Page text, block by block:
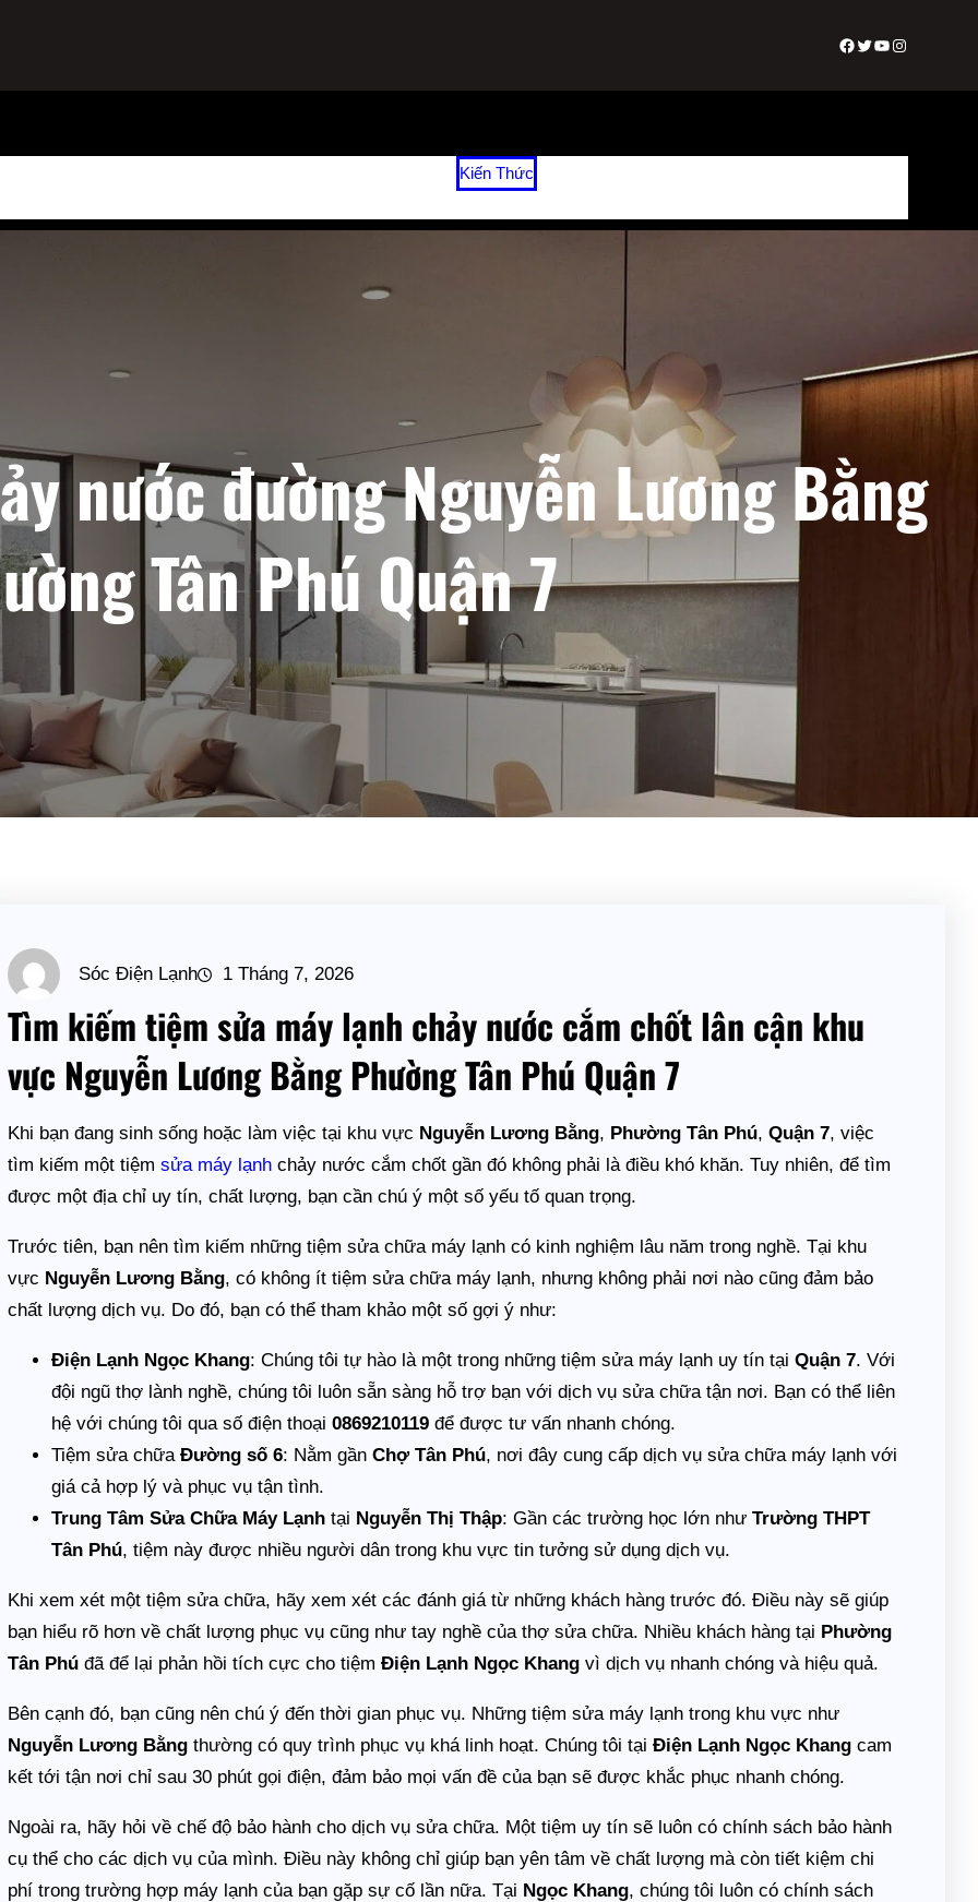
Facebook
Twitter
Youtube
Instagram
Kiến Thức
nước đường Nguyễn Lương Bằng
Tân Phú Quận 7
Sóc Điện Lạnh 1 Tháng 7, 2026
Tìm kiếm tiệm sửa máy lạnh chảy nước cắm chốt lân cận khu
vực Nguyễn Lương Bằng Phường Tân Phú Quận 7
Khi bạn đang sinh sống hoặc làm việc tại khu vực Nguyễn Lương Bằng, Phường Tân Phú,Quận 7, việc
tìm kiếm một tiệmsửa máy lạnh chảy nước cắm chốt gần đó không phải là điều khó khăn. Tuy nhiên, để tìm
được một địa chỉ uy tín, chất lượng, bạn cần chú ý một số yếu tố quan trọng.
Trước tiên, bạn nên tìm kiếm những tiệm sửa chữa máy lạnh có kinh nghiệm lâu năm trong nghề. Tại khu
vực Nguyễn Lương Bằng, có không ít tiệm sửa chữa máy lạnh, nhưng không phải nơi nào cũng đảm bảo
chất lượng dịch vụ. Do đó, bạn có thể tham khảo một số gợi ý như:
Điện Lạnh Ngọc Khang: Chúng tôi tự hào là một trong những tiệm sửa máy lạnh uy tín tạiQuận 7. Với
đội ngũ thợ lành nghề, chúng tôi luôn sẵn sàng hỗ trợ bạn với dịch vụ sửa chữa tận nơi. Bạn có thể liên
hệ với chúng tôi qua số điện thoại0869210119 để được tư vấn nhanh chóng.
Tiệm sửa chữaĐường số 6: Nằm gầnChợ Tân Phú, nơi đây cung cấp dịch vụ sửa chữa máy lạnh với
giá cả hợp lý và phục vụ tận tình.
Trung Tâm Sửa Chữa Máy Lạnh tại Nguyễn Thị Thập: Gần các trường học lớn nhưTrường THPT
Tân Phú, tiệm này được nhiều người dân trong khu vực tin tưởng sử dụng dịch vụ.
Khi xem xét một tiệm sửa chữa, hãy xem xét các đánh giá từ những khách hàng trước đó. Điều này sẽ giúp
bạn hiểu rõ hơn về chất lượng phục vụ cũng như tay nghề của thợ sửa chữa. Nhiều khách hàng tại Phường
Tân Phú đã để lại phản hồi tích cực cho tiệmĐiện Lạnh Ngọc Khang vì dịch vụ nhanh chóng và hiệu quả.
Bên cạnh đó, bạn cũng nên chú ý đến thời gian phục vụ. Những tiệm sửa máy lạnh trong khu vực như
Nguyễn Lương Bằng thường có quy trình phục vụ khá linh hoạt. Chúng tôi tạiĐiện Lạnh Ngọc Khang cam
kết tới tận nơi chỉ sau 30 phút gọi điện, đảm bảo mọi vấn đề của bạn sẽ được khắc phục nhanh chóng.
Ngoài ra, hãy hỏi về chế độ bảo hành cho dịch vụ sửa chữa. Một tiệm uy tín sẽ luôn có chính sách bảo hành
cụ thể cho các dịch vụ của mình. Điều này không chỉ giúp bạn yên tâm về chất lượng mà còn tiết kiệm chi
phí trong trường hợp máy lạnh của bạn gặp sự cố lần nữa. Tại Ngọc Khang, chúng tôi luôn có chính sách